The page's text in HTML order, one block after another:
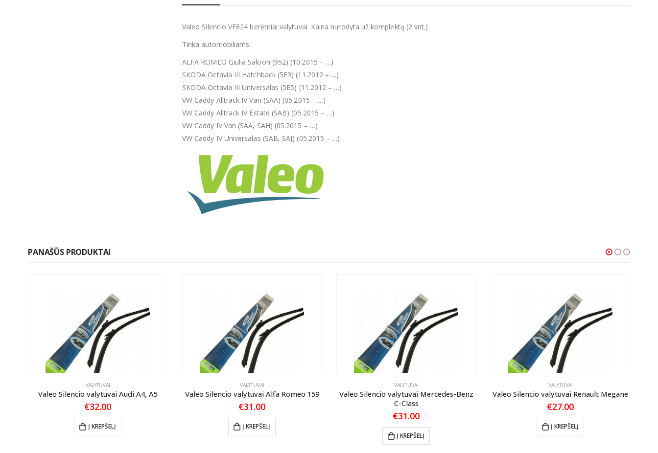
Valeo Silencio VF824 berėmiai valytuvai. Kaina nurodyta už komplektą (2 vnt.)
Tinka automobiliams:
ALFA ROMEO Giulia Saloon (952) (10.2015 – …)
SKODA Octavia III Hatchback (5E3) (11.2012 – …)
SKODA Octavia III Universalas (5E5) (11.2012 – …)
VW Caddy Alltrack IV Van (SAA) (05.2015 – …)
VW Caddy Alltrack IV Estate (SAB) (05.2015 – …)
VW Caddy IV Van (SAA, SAH) (05.2015 – …)
VW Caddy IV Universalas (SAB, SAJ) (05.2015 – …)
PANAŠŪS PRODUKTAI
VALYTUVAI
Valeo Silencio valytuvai Audi A4, A5
€32.00
Į KREPŠELĮ
VALYTUVAI
Valeo Silencio valytuvai Alfa Romeo 159
€31.00
Į KREPŠELĮ
VALYTUVAI
Valeo Silencio valytuvai Mercedes-Benz
C-Class
€31.00
Į KREPŠELĮ
VALYTUVAI
Valeo Silencio valytuvai Renault Megane
€27.00
Į KREPŠELĮ